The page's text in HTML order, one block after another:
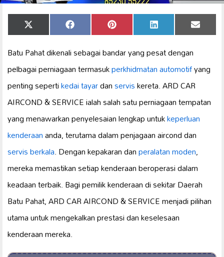
Share
on
X
(Twitter)
Share
on
Facebook Share
on
Pinterest Share
on
LinkedIn Share
on
Email
Batu Pahat dikenali sebagai bandar yang pesat dengan
pelbagai perniagaan termasukperkhidmatan automotifyang
penting sepertikedai tayardanserviskereta. ARD CAR
AIRCOND & SERVICE ialah salah satu perniagaan tempatan
yang menawarkan penyelesaian lengkap untukkeperluan
kenderaananda, terutama dalam penjagaan aircond dan
servis berkala. Dengan kepakaran danperalatan moden,
mereka memastikan setiap kenderaan beroperasi dalam
keadaan terbaik. Bagi pemilik kenderaan di sekitar Daerah
Batu Pahat, ARD CAR AIRCOND & SERVICE menjadi pilihan
utama untuk mengekalkan prestasi dan keselesaan
kenderaan mereka.